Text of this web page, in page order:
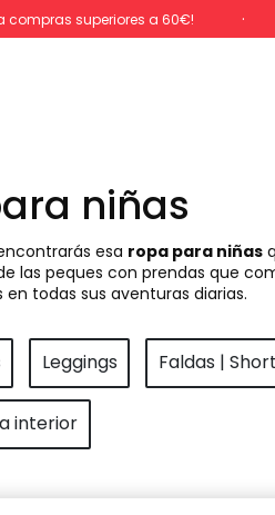
compras superiores a 60€!
niñas
esa ropa para niñas
las peques con prendas que
todas sus aventuras diarias.
Leggings Faldas |
interior